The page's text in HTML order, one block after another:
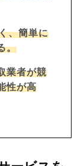
、簡単に
。
業者が競
性が高